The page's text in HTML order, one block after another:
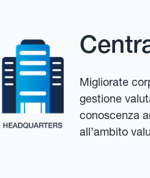
Migliorate
gestione
conoscenza
all’ambito